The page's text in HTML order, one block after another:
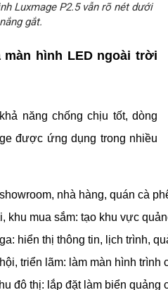
Luxmage P2.5 vẫn rõ nét dưới
gắt.
hình LED ngoài trời
năng chống chịu tốt, dòng
được ứng dụng trong nhiều
nhà hàng, quán cà
khu mua sắm: tạo khu vực
hiển thị thông tin, lịch trình,
triển lãm: làm màn hình
đô thị: lắp đặt làm biển